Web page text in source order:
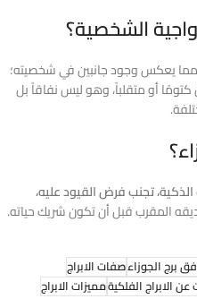
الشخصية؟
يعكس وجود جانبين في شخصيته؛
أو متقلباً، وهو ليس نفاقاً بل
تجنب فرض القيود عليه،
المقرب قبل أن تكون شريك حياته.
برج الجوزاءصفات الابراج
الابراج الفلكيةمميزات الابراج